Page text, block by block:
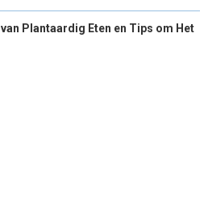
Plantaardig Eten en Tips om Het